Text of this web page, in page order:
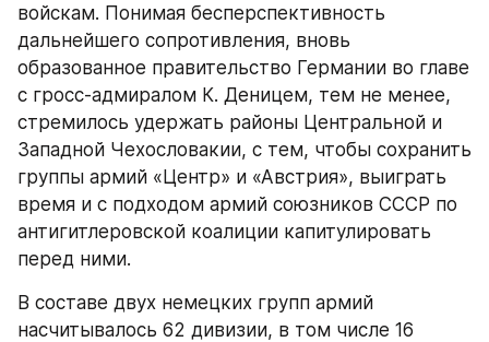
войскам. Понимая бесперспективность
дальнейшего сопротивления, вновь
образованное правительство Германии во главе
с гросс-адмиралом К. Деницем, тем не менее,
стремилось удержать районы Центральной и
Западной Чехословакии, с тем, чтобы сохранить
группы армий «Центр» и «Австрия», выиграть
время и с подходом армий союзников СССР по
антигитлеровской коалиции капитулировать
перед ними.
В составе двух немецких групп армий
насчитывалось 62 дивизии, в том числе 16